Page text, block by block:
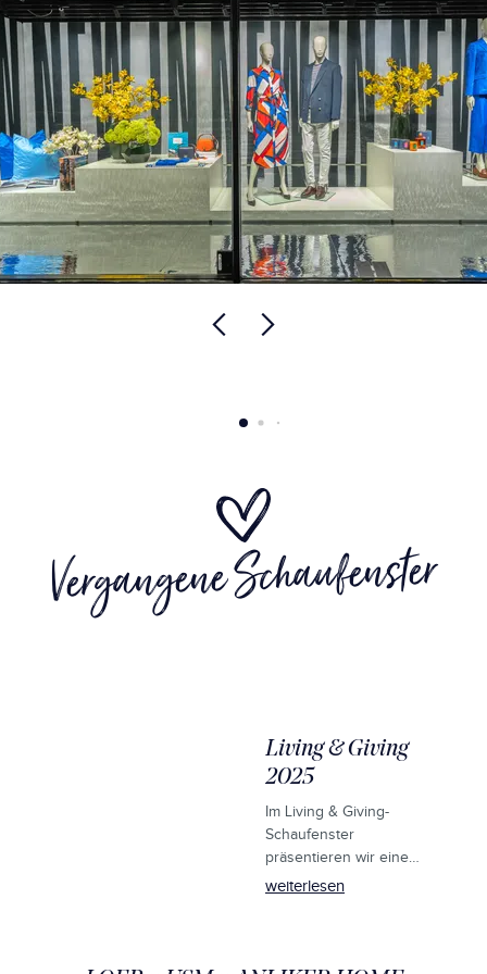
Vergangene Schaufenster
Living & Giving
2025
Im Living & Giving-
Schaufenster
präsentieren wir eine
inspirierende Auswahl an
weiterlesen